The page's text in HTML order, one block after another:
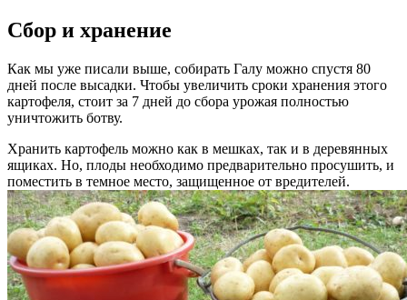
Сбор и хранение
Как мы уже писали выше, собирать Галу можно спустя 80
дней после высадки. Чтобы увеличить сроки хранения этого
картофеля, стоит за 7 дней до сбора урожая полностью
уничтожить ботву.
Хранить картофель можно как в мешках, так и в деревянных
ящиках. Но, плоды необходимо предварительно просушить, и
поместить в темное место, защищенное от вредителей.